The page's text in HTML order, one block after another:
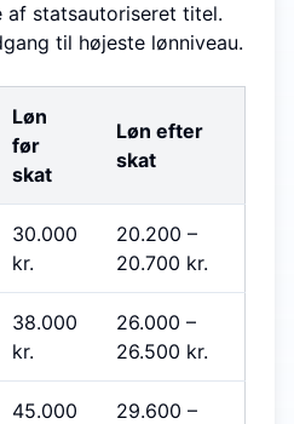
statsautoriseret titel.
til højeste lønniveau.
Løn
før
skat
Løn efter
skat
30.000
kr.
20.200 –
20.700 kr.
38.000
kr.
26.000 –
26.500 kr.
45.000 29.600 –